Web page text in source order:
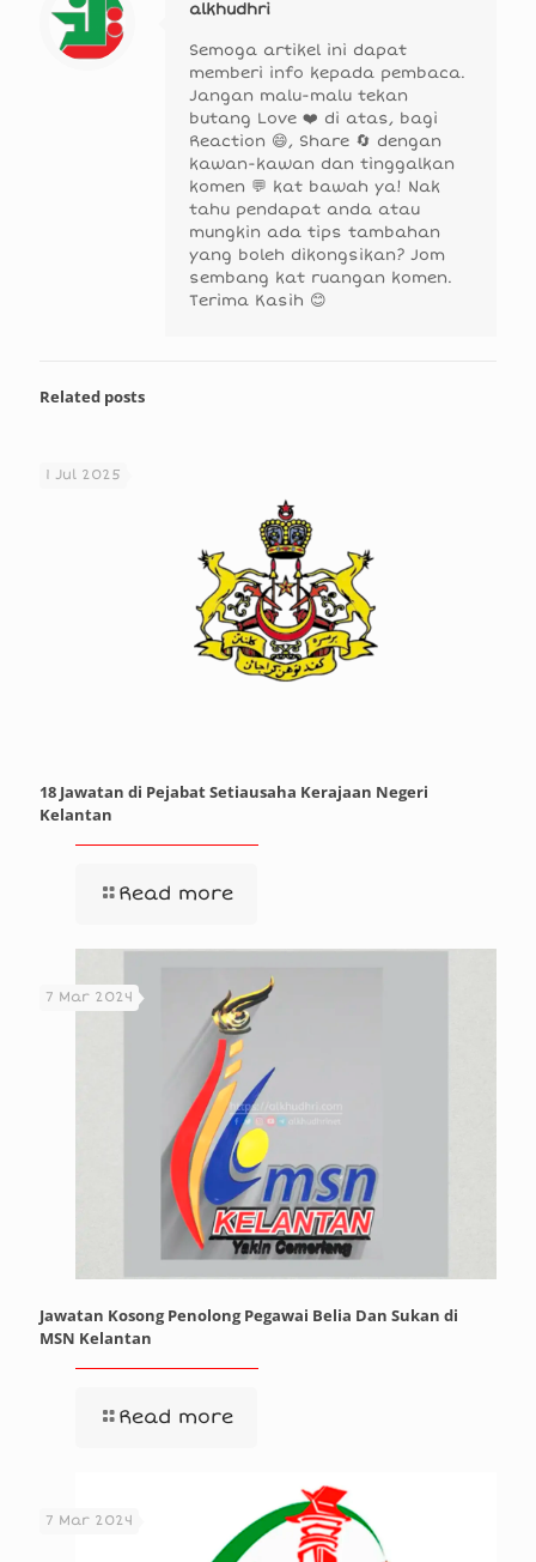
alkhudhri
Semoga artikel ini dapat
memberi info kepada pembaca.
Jangan malu-malu tekan
butang Love ❤️ di atas, bagi
Reaction 😄, Share 🔄 dengan
kawan-kawan dan tinggalkan
komen 💬 kat bawah ya! Nak
tahu pendapat anda atau
mungkin ada tips tambahan
yang boleh dikongsikan? Jom
sembang kat ruangan komen.
Terima Kasih 😊
Related posts
1 Jul 2025
18 Jawatan di Pejabat Setiausaha Kerajaan Negeri
Kelantan
Read more
7 Mar 2024
Jawatan Kosong Penolong Pegawai Belia Dan Sukan di
MSN Kelantan
Read more
7 Mar 2024